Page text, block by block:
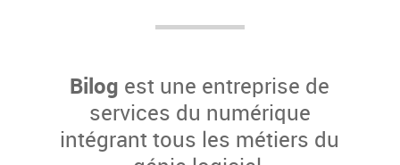
Bilog est une entreprise de
services du numérique
intégrant tous les métiers du